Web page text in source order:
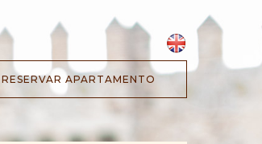
RESERVAR APARTAMENTO